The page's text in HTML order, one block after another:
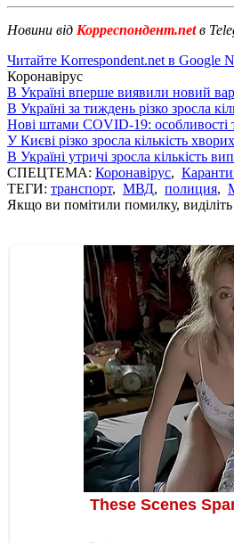
Новини від Корреспондент.netв
Читайте Korrespondent.net в Google
Коронавірус
В Україні вперше виявили новий
В Україні за тиждень різко зросла
Нові штами COVID-19: особливості
У Києві різко зросла кількість
В Україні утричі зросла кількість
СПЕЦТЕМА: Коронавірус,
ТЕГИ: транспорт, МВД, полиция,
Якщо ви помітили помилку,